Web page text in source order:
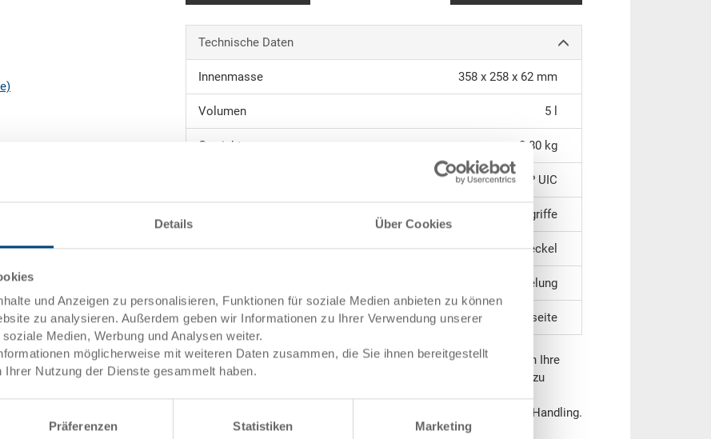
Details Über Cookies
und Anzeigen zu personalisieren, Funktionen für soziale Medien anbieten zu können
zu analysieren. Außerdem geben wir Informationen zu Ihrer Verwendung unserer
Medien, Werbung und Analysen weiter.
möglicherweise mit weiteren Daten zusammen, die Sie ihnen bereitgestellt
Ihrer Nutzung der Dienste gesammelt haben.
Präferenzen Statistiken Marketing
Technische Daten
Innenmasse 358 x 258 x 62 mm
Volumen 5 l
Gewicht 0.80 kg
PP UIC
2 Muschelgriffe
Systemvariante stapelbar mit Deckel
ohne Verriegelung
Koffergriff auf einer Längsseite
Der hochwertige Kunststoffkoffer bietet Ihnen viele Möglichkeiten Ihre
Güter bequem zu transportieren und verschlossen zu lagern oder zu
stapeln. (Koffermasse abgestimmt auf Europaletten) Das geringe
Eigengewicht und der praktische Griff ermöglichen ein einfaches Handling.
Zusätzlich kann der RAKO Koffer auf Anfrage gekennzeichnet und